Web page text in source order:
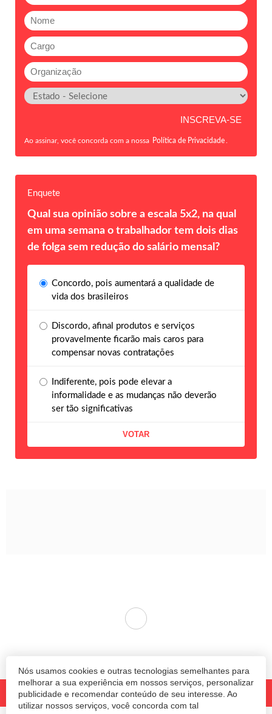
Nós usamos cookies e outras tecnologias semelhantes para
melhorar a sua experiência em nossos serviços, personalizar
publicidade e recomendar conteúdo de seu interesse. Ao
utilizar nossos serviços, você concorda com tal
Ao assinar, você concorda com a nossa Política de Privacidade
Enquete
Qual sua opinião sobre a escala 5x2, na qual
em uma semana o trabalhador tem dois dias
de folga sem redução do salário mensal?
Concordo, pois aumentará a qualidade de
vida dos brasileiros
Discordo, afinal produtos e serviços
provavelmente ficarão mais caros para
compensar novas contratações
Indiferente, pois pode elevar a
informalidade e as mudanças não deverão
ser tão significativas